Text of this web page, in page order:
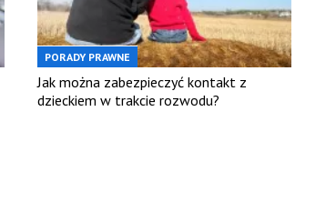
PORADY PRAWNE
Jak można zabezpieczyć kontakt z
dzieckiem w trakcie rozwodu?